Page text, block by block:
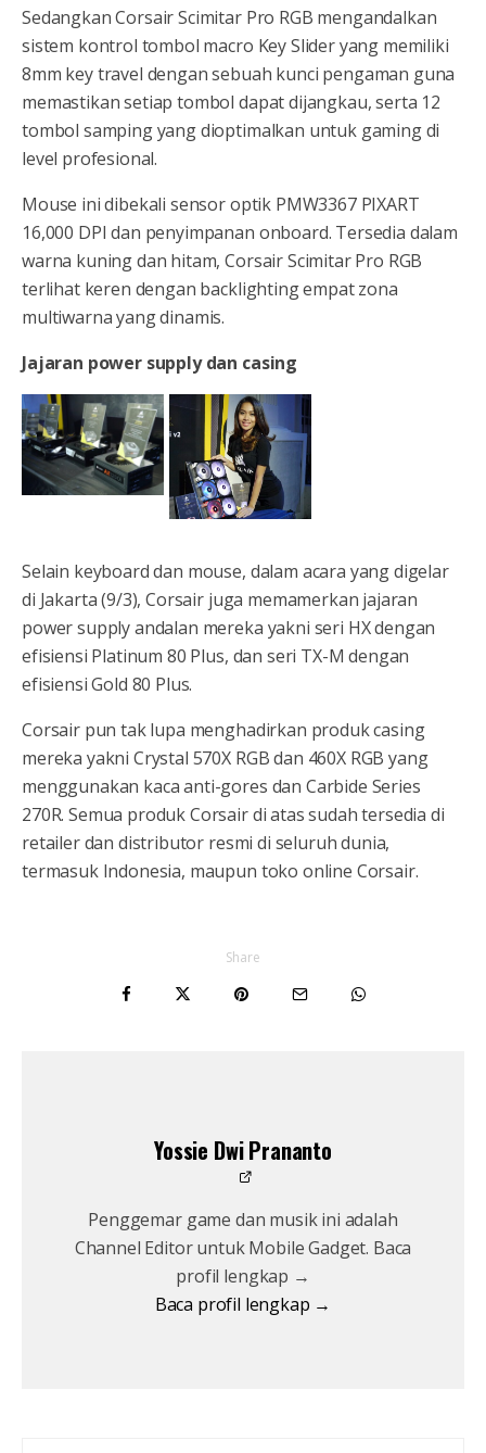
Sedangkan Corsair Scimitar Pro RGB mengandalkan
sistem kontrol tombol macro Key Slider yang memiliki
8mm key travel dengan sebuah kunci pengaman guna
memastikan setiap tombol dapat dijangkau, serta 12
tombol samping yang dioptimalkan untuk gaming di
level profesional.
Mouse ini dibekali sensor optik PMW3367 PIXART
16,000 DPI dan penyimpanan onboard. Tersedia dalam
warna kuning dan hitam, Corsair Scimitar Pro RGB
terlihat keren dengan backlighting empat zona
multiwarna yang dinamis.
Jajaran power supply dan casing
Selain keyboard dan mouse, dalam acara yang digelar
di Jakarta (9/3), Corsair juga memamerkan jajaran
power supply andalan mereka yakni seri HX dengan
efisiensi Platinum 80 Plus, dan seri TX-M dengan
efisiensi Gold 80 Plus.
Corsair pun tak lupa menghadirkan produk casing
mereka yakni Crystal 570X RGB dan 460X RGB yang
menggunakan kaca anti-gores dan Carbide Series
270R. Semua produk Corsair di atas sudah tersedia di
retailer dan distributor resmi di seluruh dunia,
termasuk Indonesia, maupun toko online Corsair.
Share
Yossie Dwi Prananto
Penggemar game dan musik ini adalah
Channel Editor untuk Mobile Gadget. Baca
profil lengkap →
Baca profil lengkap →